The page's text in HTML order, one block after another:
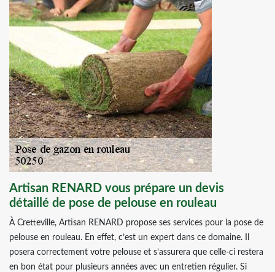
Artisan RENARD vous prépare un devis
détaillé de pose de pelouse en rouleau
À Cretteville, Artisan RENARD propose ses services pour la pose de
pelouse en rouleau. En effet, c’est un expert dans ce domaine. Il
posera correctement votre pelouse et s’assurera que celle-ci restera
en bon état pour plusieurs années avec un entretien régulier. Si